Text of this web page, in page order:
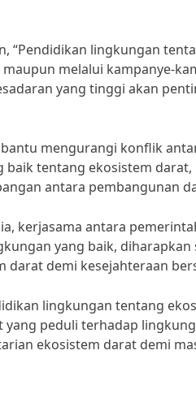
“Pendidikan lingkungan
melalui kampanye-
yang tinggi akan
mengurangi konflik
tentang ekosistem
antara pembangunan
kerjasama antara
yang baik,
darat demi kesejahteraan
lingkungan tentang
peduli terhadap
ekosistem darat demi